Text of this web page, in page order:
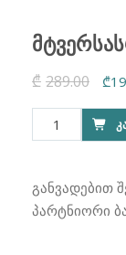
₾ 289.00 ₾
რაოდენობა:
ET13310
განვადებით
პარტნიორი